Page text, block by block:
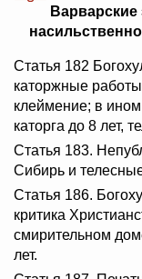
Статья 182
каторжные
клеймение; в
каторга до 8 лет,
Статья 183.
Сибирь и
Статья 186.
критика
смирительном
лет.